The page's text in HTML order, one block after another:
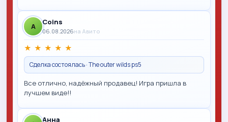
A Coins
06.08.2026на Авито
★ ★ ★ ★ ★
Сделка состоялась · The outer wilds ps5
Все отлично, надёжный продавец! Игра пришла в
лучшем виде!!
Анна